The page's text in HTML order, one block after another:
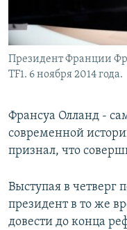
Президент Франции
TF1. 6 ноября 2014 года.
Франсуа Олланд -
современной
признал, что
Выступая в четверг
президент в то же
довести до конца